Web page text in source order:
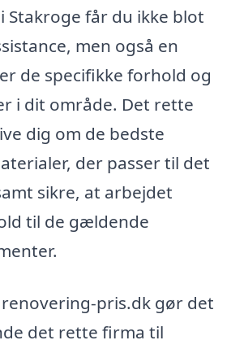
får du ikke blot
men også en
de specifikke forhold og
i dit område. Det rette
dig om de bedste
der passer til det
sikre, at arbejdet
til de gældende
pris.dk gør det
det rette firma til